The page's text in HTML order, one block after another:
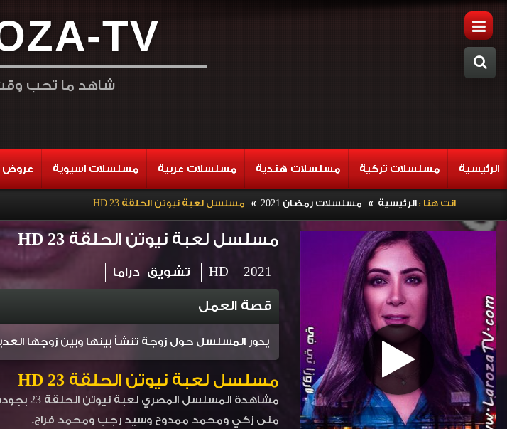
ZA-TV
شاهد ما تحب
الرئيسية مسلسلات تركية مسلسلات هندية مسلسلات عربية مسلسلات اسيوية عروض
انت هنا :الرئيسية » مسلسلات رمضان 2021 » مسلسل لعبة نيوتن الحلقة 23 HD
مسلسل لعبة نيوتن الحلقة 23 HD
2021
HD تشويق دراما
قصة العمل
يدور المسلسل حول زوجة تنشأ بينها وبين زوجها
مسلسل لعبة نيوتن الحلقة 23 HD
منى زكي ومحمد ممدوح وسيد رجب ومحمد فراج.